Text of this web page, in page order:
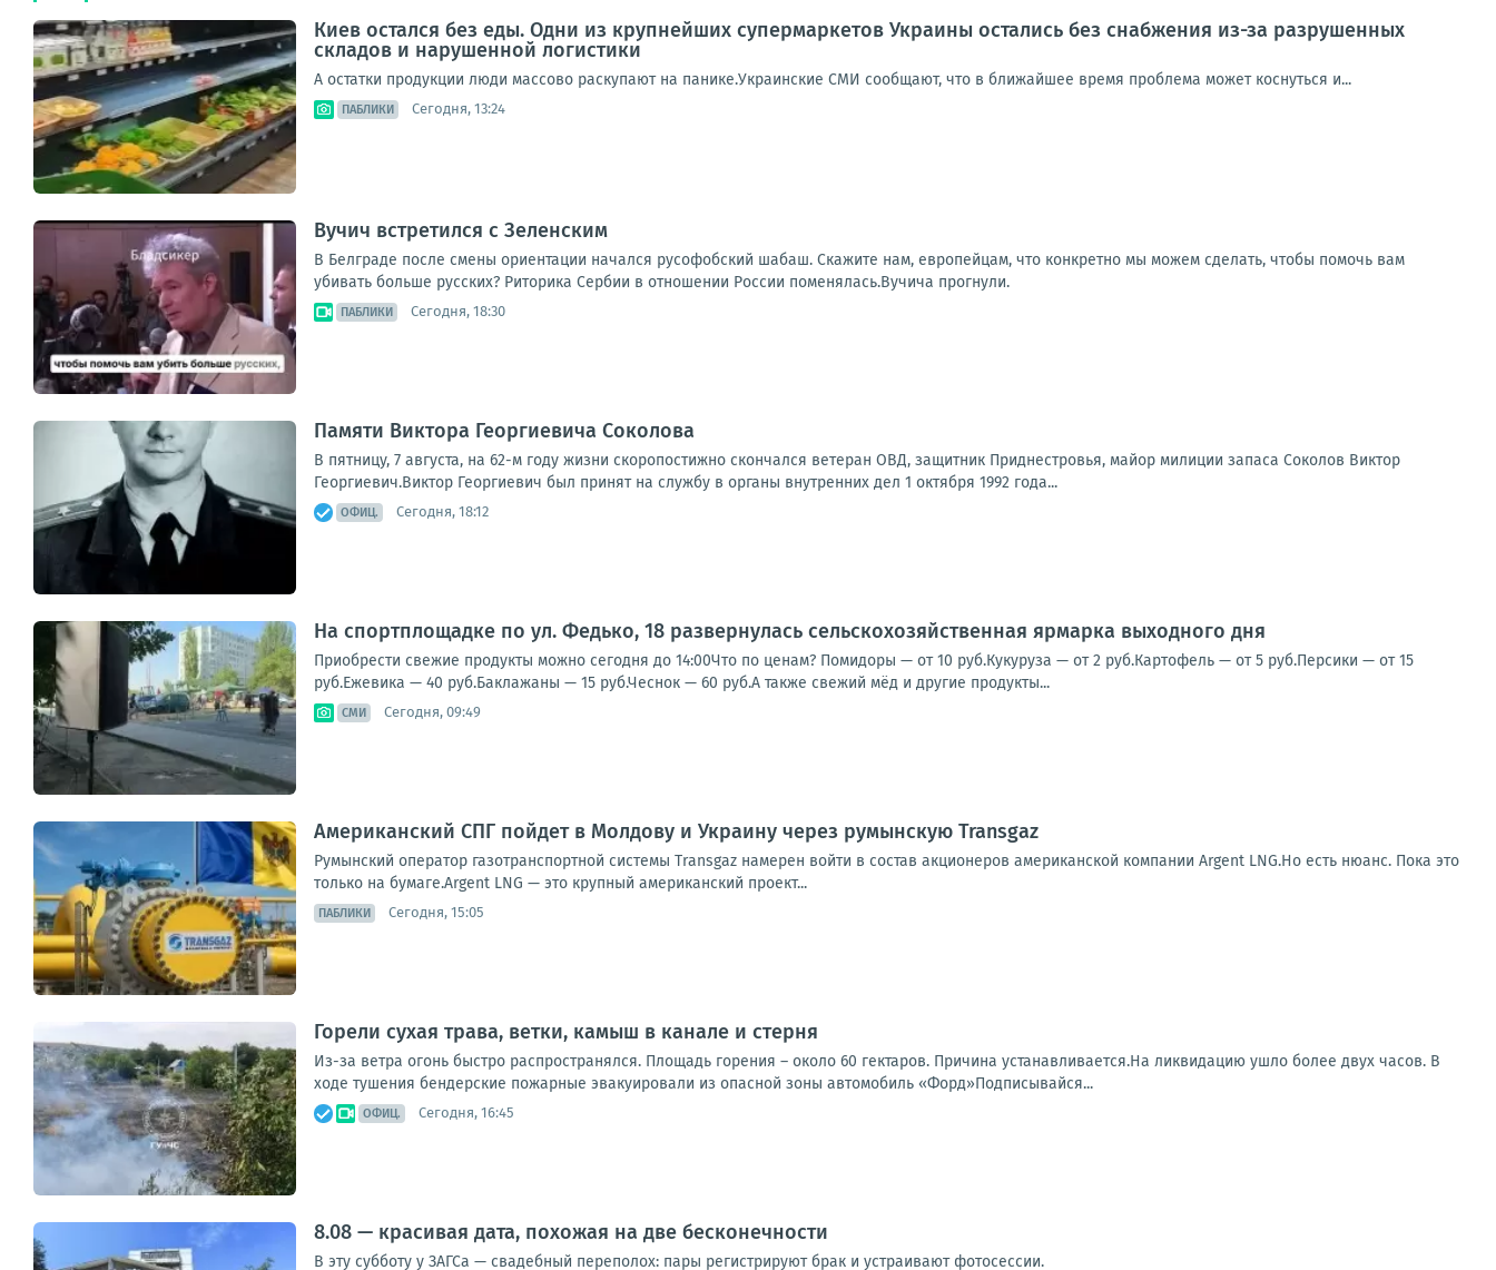
Киев остался без еды. Одни из крупнейших супермаркетов Украины остались без снабжения из-за разрушенных
складов и нарушенной логистики
А остатки продукции люди массово раскупают на панике.Украинские СМИ сообщают, что в ближайшее время проблема может коснуться и...
ПАБЛИКИ Сегодня, 13:24
Вучич встретился с Зеленским
В Белграде после смены ориентации начался русофобский шабаш. Скажите нам, европейцам, что конкретно мы можем сделать, чтобы помочь вам
убивать больше русских? Риторика Сербии в отношении России поменялась.Вучича прогнули.
ПАБЛИКИ Сегодня, 18:30
Памяти Виктора Георгиевича Соколова
В пятницу, 7 августа, на 62-м году жизни скоропостижно скончался ветеран ОВД, защитник Приднестровья, майор милиции запаса Соколов Виктор
Георгиевич.Виктор Георгиевич был принят на службу в органы внутренних дел 1 октября 1992 года...
ОФИЦ. Сегодня, 18:12
На спортплощадке по ул. Федько, 18 развернулась сельскохозяйственная ярмарка выходного дня
Приобрести свежие продукты можно сегодня до 14:00Что по ценам? Помидоры — от 10 руб.Кукуруза — от 2 руб.Картофель — от 5 руб.Персики — от 15
руб.Ежевика — 40 руб.Баклажаны — 15 руб.Чеснок — 60 руб.А также свежий мёд и другие продукты...
СМИ Сегодня, 09:49
Американский СПГ пойдет в Молдову и Украину через румынскую Transgaz
Румынский оператор газотранспортной системы Transgaz намерен войти в состав акционеров американской компании Argent LNG.Но есть нюанс. Пока это
только на бумаге.Argent LNG — это крупный американский проект...
ПАБЛИКИ Сегодня, 15:05
Горели сухая трава, ветки, камыш в канале и стерня
Из-за ветра огонь быстро распространялся. Площадь горения – около 60 гектаров. Причина устанавливается.На ликвидацию ушло более двух часов. В
ходе тушения бендерские пожарные эвакуировали из опасной зоны автомобиль «Форд»Подписывайся...
ОФИЦ. Сегодня, 16:45
8.08 — красивая дата, похожая на две бесконечности
В эту субботу у ЗАГСа — свадебный переполох: пары регистрируют брак и устраивают фотосессии.